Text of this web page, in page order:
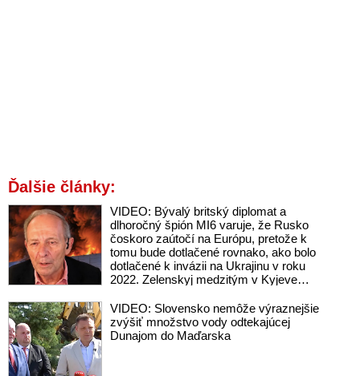
Ďalšie články:
VIDEO: Bývalý britský diplomat a
dlhoročný špión MI6 varuje, že Rusko
čoskoro zaútočí na Európu, pretože k
tomu bude dotlačené rovnako, ako bolo
dotlačené k invázii na Ukrajinu v roku
2022. Zelenskyj medzitým v Kyjeve
aby vo svete zháňali energie pre Ukrajinu
na zimu. Putin vraj bude mobilizovať a
vojna sa do zimy pravdepodobne
VIDEO: Slovensko nemôže výraznejšie
zvýšiť množstvo vody odtekajúcej
Dunajom do Maďarska